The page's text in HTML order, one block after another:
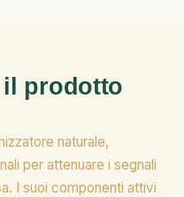
il prodotto
naturale,
per attenuare i segnali
I suoi componenti attivi